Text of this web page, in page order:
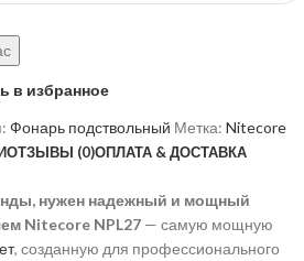
в избранное
Фонарь подствольный Метка: Nitecore
ОТЗЫВЫ (0)ОПЛАТА & ДОСТАВКА
нужен надежный и мощный
Nitecore NPL27 — самую мощную
, созданную для профессионального